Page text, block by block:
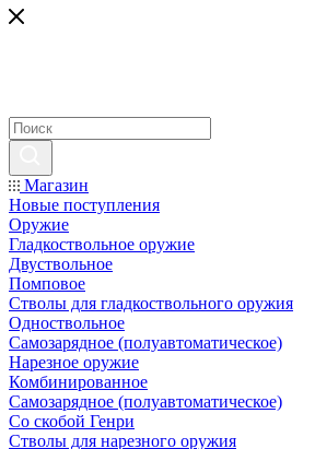
Магазин
Новые поступления
Оружие
Гладкоствольное оружие
Двуствольное
Помповое
Стволы для гладкоствольного оружия
Одноствольное
Самозарядное (полуавтоматическое)
Нарезное оружие
Комбинированное
Самозарядное (полуавтоматическое)
Со скобой Генри
Стволы для нарезного оружия